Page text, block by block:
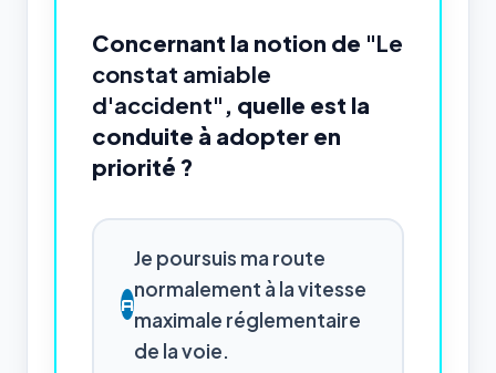
Concernant la notion de "Le
constat amiable
d'accident" , quelle est la
conduite à adopter en
priorité ?
A
Je poursuis ma route
normalement à la vitesse
maximale réglementaire
de la voie.